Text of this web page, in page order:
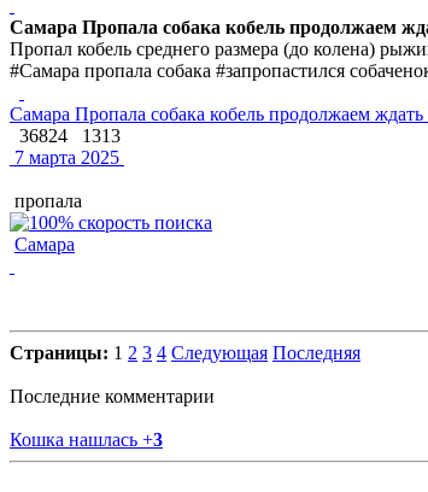
Самара Пропала собака кобель продолжаем
Пропал кобель среднего размера (до колена)
#Самара пропала собака #запропастился
Самара Пропала собака кобель продолжаем ждать
36824
1313
7 марта 2025
пропала
Самара
Страницы: 1 2 3 4 Следующая Последняя
Последние комментарии
Кошка нашлась +3